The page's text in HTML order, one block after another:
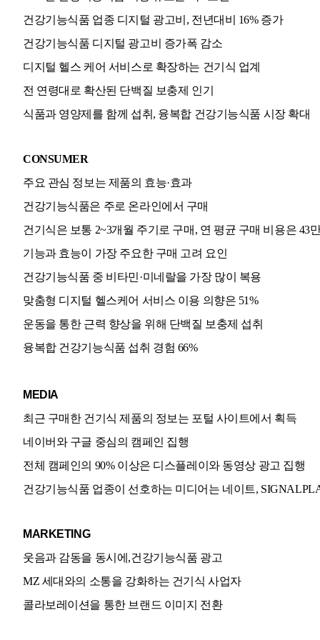
건강기능식품 업종 디지털 광고비, 전년대비 16% 증가
건강기능식품 디지털 광고비 증가폭 감소
디지털 헬스 케어 서비스로 확장하는 건기식 업계
전 연령대로 확산된 단백질 보충제 인기
식품과 영양제를 함께 섭취, 융복합 건강기능식품 시장 확대
CONSUMER
주요 관심 정보는 제품의 효능·효과
건강기능식품은 주로 온라인에서 구매
건기식은 보통 2~3개월 주기로 구매, 연 평균 구매 비용은 43
기능과 효능이 가장 주요한 구매 고려 요인
건강기능식품 중 비타민·미네랄을 가장 많이 복용
맞춤형 디지털 헬스케어 서비스 이용 의향은 51%
운동을 통한 근력 향상을 위해 단백질 보충제 섭취
융복합 건강기능식품 섭취 경험 66%
MEDIA
최근 구매한 건기식 제품의 정보는 포털 사이트에서 획득
네이버와 구글 중심의 캠페인 집행
전체 캠페인의 90% 이상은 디스플레이와 동영상 광고 집행
건강기능식품 업종이 선호하는 미디어는 네이트,
MARKETING
웃음과 감동을 동시에,건강기능식품 광고
MZ 세대와의 소통을 강화하는 건기식 사업자
콜라보레이션을 통한 브랜드 이미지 전환